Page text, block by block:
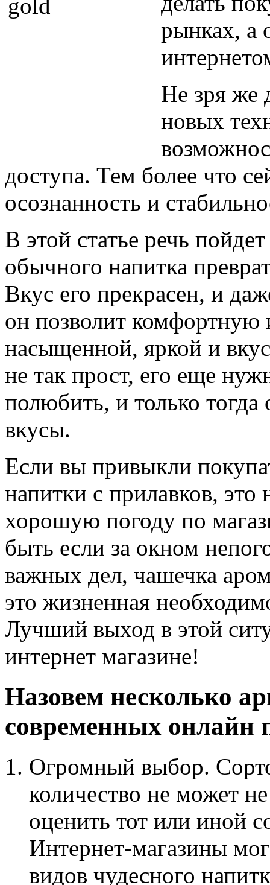
рынках, а
Не зря же
новых
доступа. Тем более что
осознанность и
В этой статье речь
обычного напитка
Вкус его прекрасен, и
он позволит комфортную
насыщенной, яркой и
не так прост, его еще
полюбить, и только
вкусы.
Если вы привыкли
напитки с прилавков, это
хорошую погоду по
быть если за окном
важных дел, чашечка
это жизненная
Лучший выход в этой
интернет магазине!
Назовем несколько
современных онлайн
Огромный выбор.
количество не может
оценить тот или иной
Интернет-магазины
видов чудесного